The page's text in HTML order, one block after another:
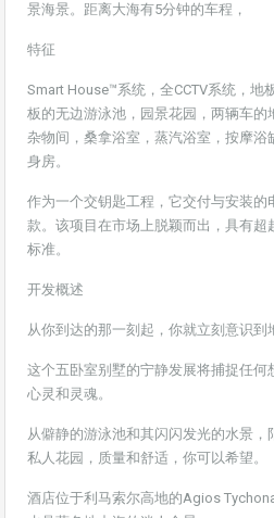
景海景。距离大海有5分钟的车程，
特征
Smart House™系统，全CCTV系统，地
板的无边游泳池，园景花园，两辆车的
杂物间，桑拿浴室，蒸汽浴室，按摩浴
身房。
作为一个交钥匙工程，它交付与安装的
款。该项目在市场上脱颖而出，具有
标准。
开发概述
从你到达的那一刻起，你就立刻意识到
这个五卧室别墅的宁静发展将捕捉任何
心灵和灵魂。
从僻静的游泳池和其闪闪发光的水景
私人花园，质量和舒适，你可以希望。
酒店位于利马索尔高地的Agios